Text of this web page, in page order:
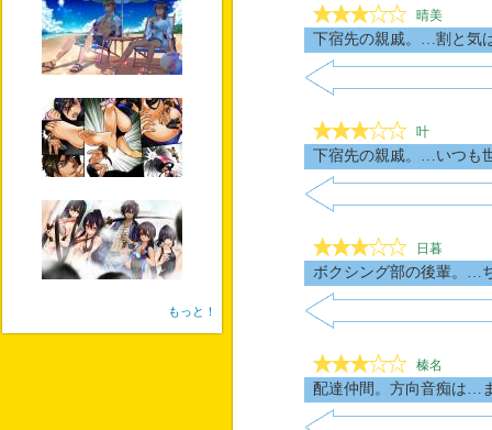
晴美
下宿先の親戚。…割と気
叶
下宿先の親戚。…いつも
日暮
ボクシング部の後輩。…
榛名
配達仲間。方向音痴は…
もっと！